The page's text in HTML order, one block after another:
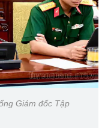
Giám đốc Tập